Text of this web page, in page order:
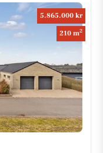
5.865.000 kr
210 m2